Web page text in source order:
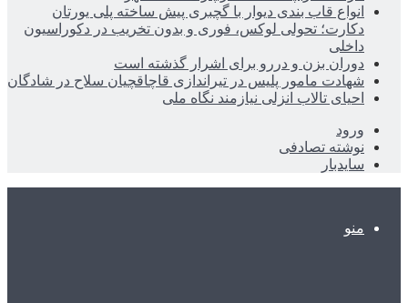
انواع قاب بندی دیوار با گچبری پیش ساخته پلی یورتان
دکارت؛ تحولی لوکس، فوری و بدون تخریب در دکوراسیون
داخلی
دوران بزن و دررو برای اشرار گذشته است
شهادت مامور پلیس در تیراندازی قاچاقچیان سلاح در شادگان
احیای تالاب انزلی نیازمند نگاه ملی
ورود
نوشته تصادفی
سایدبار
منو